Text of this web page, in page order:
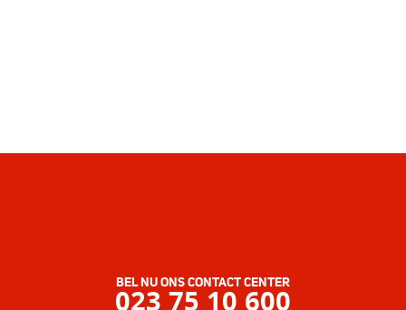
BEL NU ONS CONTACT CENTER
023 75 10 600